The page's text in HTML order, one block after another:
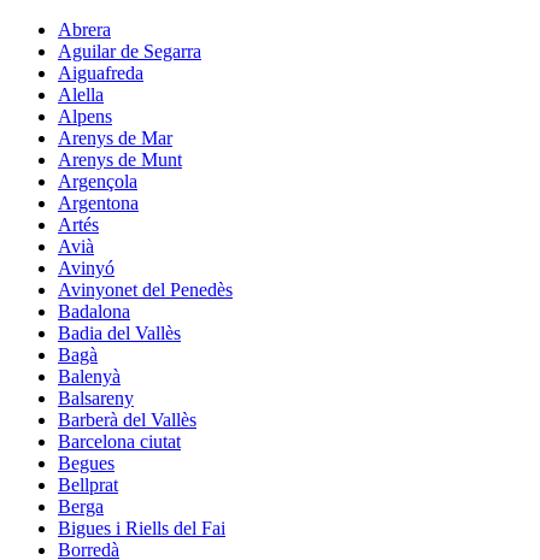
Abrera
Aguilar de Segarra
Aiguafreda
Alella
Alpens
Arenys de Mar
Arenys de Munt
Argençola
Argentona
Artés
Avià
Avinyó
Avinyonet del Penedès
Badalona
Badia del Vallès
Bagà
Balenyà
Balsareny
Barberà del Vallès
Barcelona ciutat
Begues
Bellprat
Berga
Bigues i Riells del Fai
Borredà